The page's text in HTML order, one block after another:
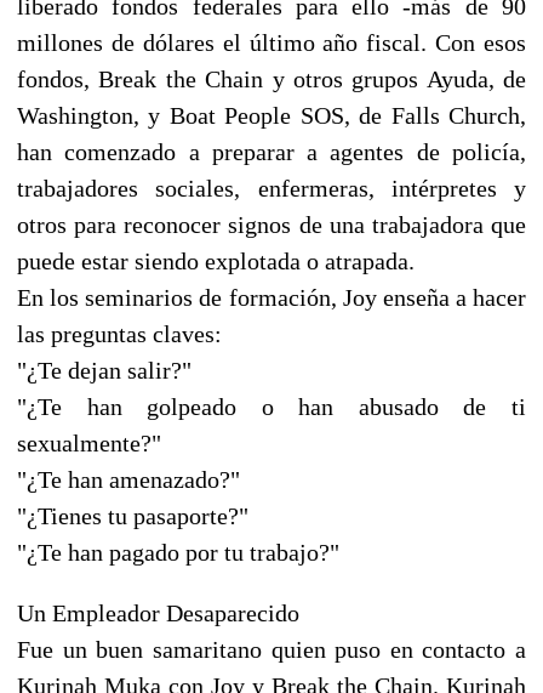
liberado fondos federales para ello -más de 90
millones de dólares el último año fiscal. Con esos
fondos, Break the Chain y otros grupos Ayuda, de
Washington, y Boat People SOS, de Falls Church,
han comenzado a preparar a agentes de policía,
trabajadores sociales, enfermeras, intérpretes y
otros para reconocer signos de una trabajadora que
puede estar siendo explotada o atrapada.
En los seminarios de formación, Joy enseña a hacer
las preguntas claves:
"¿Te dejan salir?"
"¿Te han golpeado o han abusado de ti
sexualmente?"
"¿Te han amenazado?"
"¿Tienes tu pasaporte?"
"¿Te han pagado por tu trabajo?"
Un Empleador Desaparecido
Fue un buen samaritano quien puso en contacto a
Kurinah Muka con Joy y Break the Chain. Kurinah